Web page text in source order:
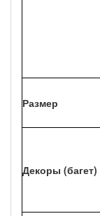
Размер
Декоры (багет)